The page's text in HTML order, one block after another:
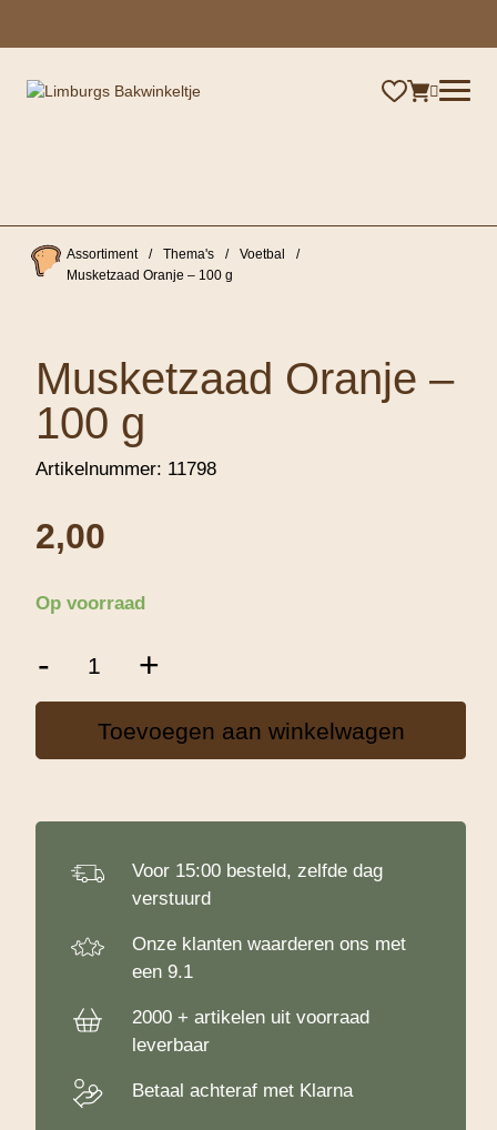
Assortiment / Thema's / Voetbal
/
Musketzaad Oranje – 100 g
Musketzaad Oranje –
100 g
Artikelnummer: 11798
2,00
Op voorraad
-
100
aantal
+
Toevoegen aan winkelwagen
Voor 15:00 besteld, zelfde dag
verstuurd
Onze klanten waarderen ons met
een 9.1
2000 + artikelen uit voorraad
leverbaar
Betaal achteraf met Klarna